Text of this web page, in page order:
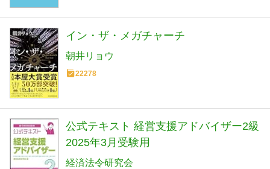
イン・ザ・メガチャーチ
朝井リョウ
22278
公式テキスト 経営支援アドバイザー2級
2025年3月受験用
経済法令研究会